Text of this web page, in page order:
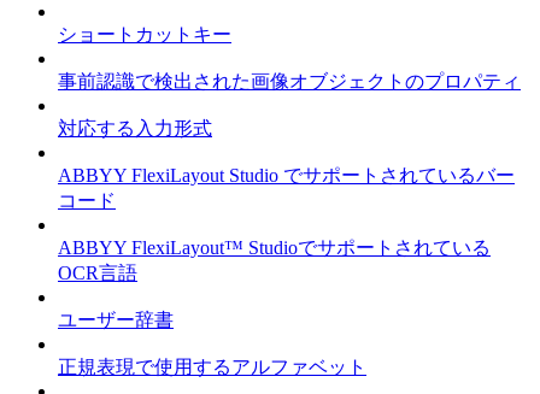
ショートカットキー
事前認識で検出された画像オブジェクトのプロパティ
対応する入力形式
ABBYY FlexiLayout Studio でサポートされているバー
コード
ABBYY FlexiLayout™ Studioでサポートされている
OCR言語
ユーザー辞書
正規表現で使用するアルファベット